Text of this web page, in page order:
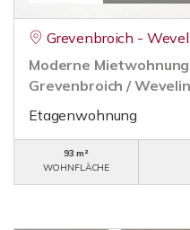
Grevenbroich -
Moderne
Grevenbroich /
Etagenwohnung
93 m²
WOHNFLÄCHE